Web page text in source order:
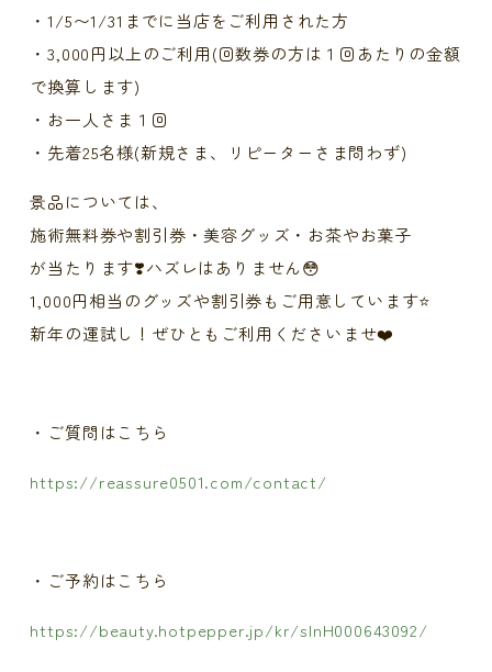
・1/5〜1/31までに当店をご利用された方
・3,000円以上のご利用(回数券の方は１回あたりの金額
で換算します)
・お一人さま１回
・先着25名様(新規さま、リピーターさま問わず)
景品については、
施術無料券や割引券・美容グッズ・お茶やお菓子
が当たります❣️ハズレはありません😳
1,000円相当のグッズや割引券もご用意しています⭐️
新年の運試し！ぜひともご利用くださいませ❤️
・ご質問はこちら
https://reassure0501.com/contact/
・ご予約はこちら
https://beauty.hotpepper.jp/kr/slnH000643092/